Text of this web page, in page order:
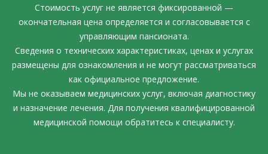
Стоимость услуг не является фиксированной —
окончательная цена определяется и согласовывается с
управляющим пансионата.
Сведения о технических характеристиках, ценах и услугах
размещены для ознакомления и не могут рассматриваться
как официальное предложение.
Мы не оказываем медицинских услуг, включая диагностику
и назначение лечения. Для получения квалифицированной
медицинской помощи обратитесь к специалисту.